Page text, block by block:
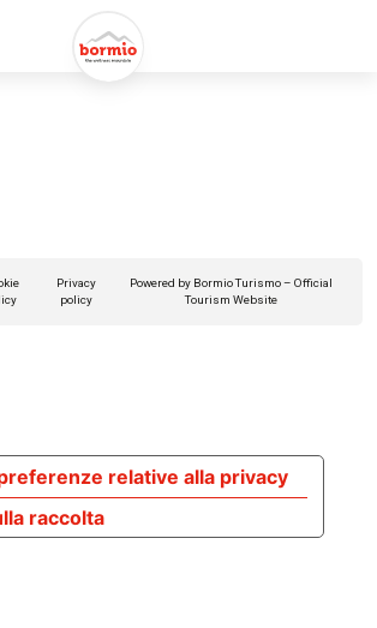
Privacy
policy
Powered by Bormio Turismo – Official
Tourism Website
raccolta
relative alla privacy